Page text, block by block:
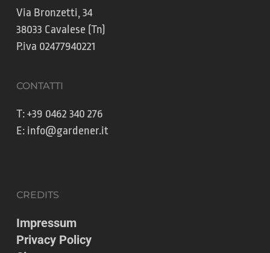
Via Bronzetti, 34
38033 Cavalese (Tn)
P.iva 02477940221
CONTATTI
T:+39 0462 340 276
E: info@gardener.it
CREDITS
Impressum
Privacy Policy